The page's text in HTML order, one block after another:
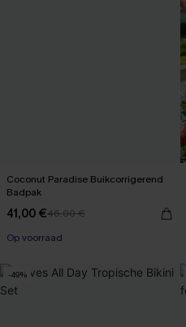
Coconut Paradise Buikcorrigerend
Badpak
41,00 €46,00 €
【AG18】2 met 10% korting
Op voorraad
-49%